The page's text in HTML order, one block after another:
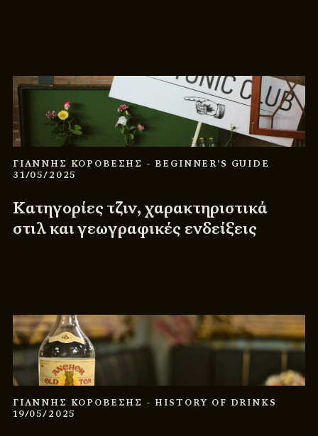
ΓΙΑΝΝΗΣ ΚΟΡΟΒΕΣΗΣ - BEGINNER’S GUIDE
31/05/2025
Κατηγορίες τζιν, χαρακτηριστικά
στιλ και γεωγραφικές ενδείξεις
ΓΙΑΝΝΗΣ ΚΟΡΟΒΕΣΗΣ - HISTORY OF DRINKS
19/05/2025